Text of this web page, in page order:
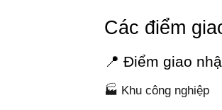
Các điểm
📍 Điểm giao
🏭 Khu công nghiệp